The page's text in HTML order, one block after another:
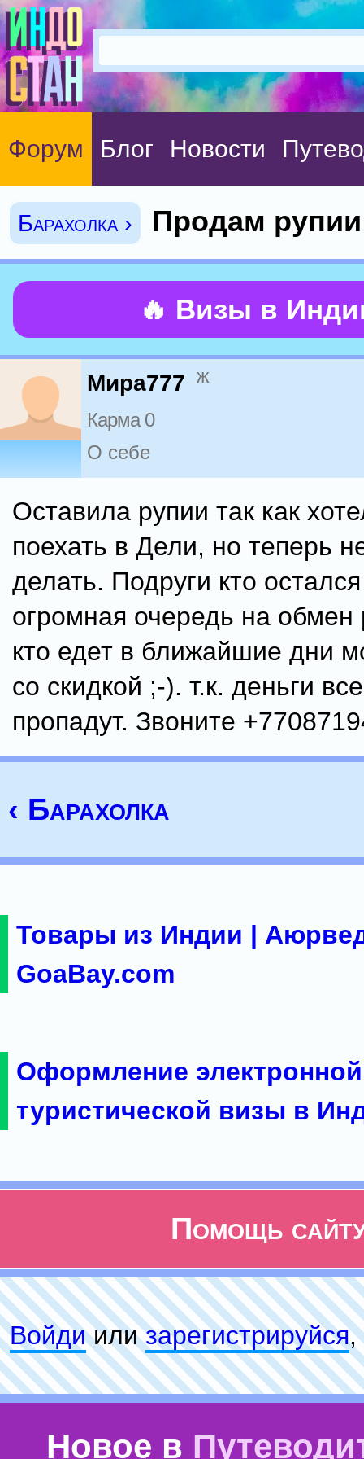
Форум Блог Новости
Барахолка › Продам
🔥 Визы в
Мира777 ж
Карма 0
О себе
Оставила рупии так как
поехать в Дели, но теперь
делать. Подруги кто
огромная очередь на обмен
кто едет в ближайшие дни
со скидкой ;-). т.к. деньги
пропадут. Звоните
‹ Барахолка
Товары из Индии |
GoaBay.com
Оформление электронной
туристической визы в
Помощь
Войдиилизарeгиcтpируйся,
Новое в